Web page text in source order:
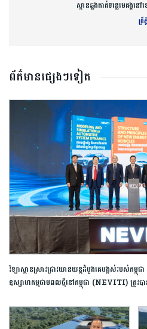
ស្ពានឆ្លងកាត់ទន្លេមេគង្គ
ព្
ព័ត៌មានផ្សេងៗទៀត
វិទ្យាស្ថានស្រាវជ្រាវយានយន្តដំបូងគេបង្អស់របស់កម្ពុជ
ឧស្សាហកម្មថាមពលថ្មីនៅកម្ពុជា (NEVITI) ត្រូវបាន